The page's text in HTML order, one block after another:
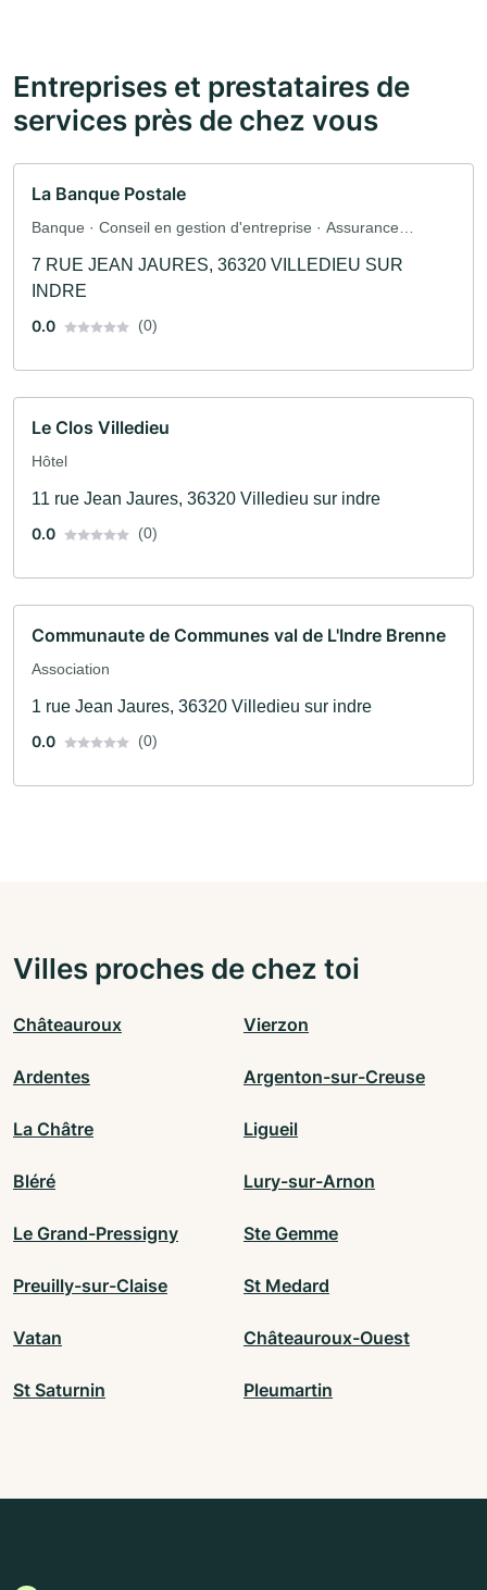
Entreprises et prestataires de
services près de chez vous
La Banque Postale
Banque · Conseil en gestion d'entreprise · Assurance
7 RUE JEAN JAURES, 36320 VILLEDIEU SUR
INDRE
0.0
(0)
Le Clos Villedieu
Hôtel
11 rue Jean Jaures, 36320 Villedieu sur indre
0.0
(0)
Communaute de Communes val de L'Indre Brenne
Association
1 rue Jean Jaures, 36320 Villedieu sur indre
0.0
(0)
Villes proches de chez toi
Châteauroux Vierzon
Ardentes Argenton-sur-Creuse
La Châtre Ligueil
Bléré Lury-sur-Arnon
Le Grand-Pressigny Ste Gemme
Preuilly-sur-Claise St Medard
Vatan Châteauroux-Ouest
St Saturnin Pleumartin